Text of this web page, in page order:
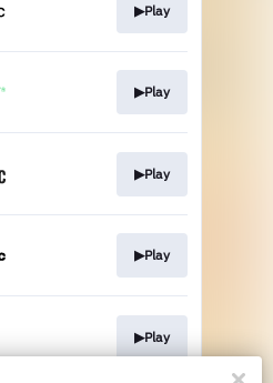
▶Play
▶Play
▶Play
▶Play
▶Play